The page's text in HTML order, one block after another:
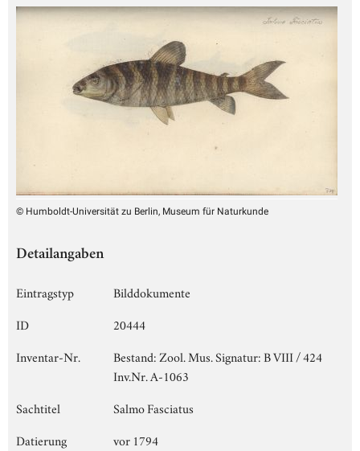
© Humboldt-Universität zu Berlin, Museum für Naturkunde
Detailangaben
Eintragstyp
Bilddokumente
ID
20444
Inventar-Nr.
Bestand: Zool. Mus. Signatur: B VIII / 424
Inv.Nr. A-1063
Sachtitel
Salmo Fasciatus
Datierung
vor 1794